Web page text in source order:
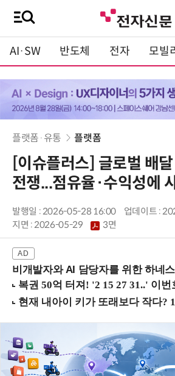
AI·SW 반도체 전자 모빌
플랫폼·유통 플랫폼
[이슈플러스] 글로벌 배
전쟁...점유율·수익성에
발행일 : 2026-05-28 16:00
업데이트 :
지면 :2026-05-29 3면
비개발자와 AI 담당자를 위한 하네스 엔지니어링 입문